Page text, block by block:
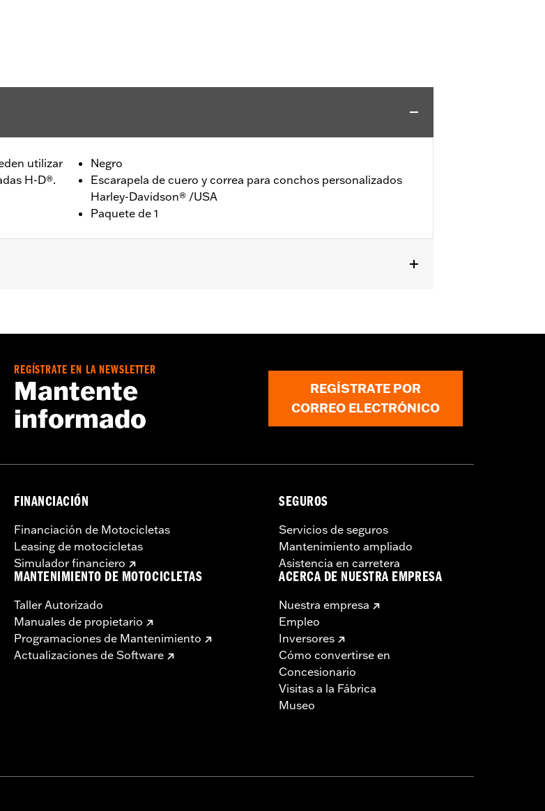
utilizar
H-D®.
Negro
Escarapela de cuero y correa para conchos personalizados
Harley-Davidson® /USA
Paquete de 1
cordón
REGÍSTRATE EN LA NEWSLETTER
Mantente
informado
REGÍSTRATE POR
CORREO ELECTRÓNICO
FINANCIACIÓN
Financiación de Motocicletas
Leasing de motocicletas
Simulador financiero
MANTENIMIENTO DE MOTOCICLETAS
Taller Autorizado
Manuales de propietario
Programaciones de Mantenimiento
Actualizaciones de Software
SEGUROS
Servicios de seguros
Mantenimiento ampliado
Asistencia en carretera
ACERCA DE NUESTRA EMPRESA
Nuestra empresa
Empleo
Inversores
Cómo convertirse en
Concesionario
Visitas a la Fábrica
Museo